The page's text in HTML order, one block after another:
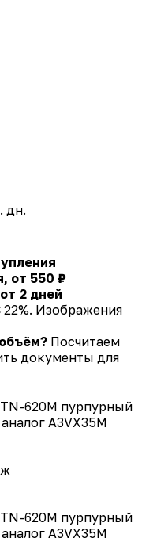
дн.
от 550 ₽
от 2 дней
Изображения
Посчитаем
документы для
620M пурпурный
A3VX35M
620M пурпурный
A3VX35M